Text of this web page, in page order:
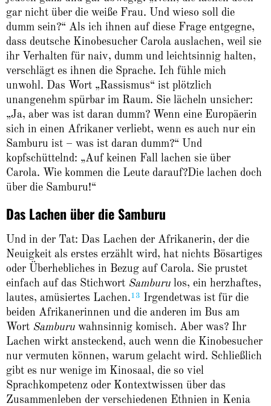
gar nicht über die weiße Frau. Und wieso soll die
dumm sein?“ Als ich ihnen auf diese Frage entgegne,
dass deutsche Kinobesucher Carola auslachen, weil sie
ihr Verhalten für naiv, dumm und leichtsinnig halten,
verschlägt es ihnen die Sprache. Ich fühle mich
unwohl. Das Wort „Rassismus“ ist plötzlich
unangenehm spürbar im Raum. Sie lächeln unsicher:
„Ja, aber was ist daran dumm? Wenn eine Europäerin
sich in einen Afrikaner verliebt, wenn es auch nur ein
Samburu ist – was ist daran dumm?“ Und
kopfschüttelnd: „Auf keinen Fall lachen sie über
Carola. Wie kommen die Leute darauf?Die lachen doch
über die Samburu!“
Das Lachen über die Samburu
Und in der Tat: Das Lachen der Afrikanerin, der die
Neuigkeit als erstes erzählt wird, hat nichts Bösartiges
oder Überhebliches in Bezug auf Carola. Sie prustet
einfach auf das Stichwort Samburu los, ein herzhaftes,
lautes, amüsiertes Lachen.13
Irgendetwas ist für die
beiden Afrikanerinnen und die anderen im Bus am
Wort Samburu wahnsinnig komisch. Aber was? Ihr
Lachen wirkt ansteckend, auch wenn die Kinobesucher
nur vermuten können, warum gelacht wird. Schließlich
gibt es nur wenige im Kinosaal, die so viel
Sprachkompetenz oder Kontextwissen über das
Zusammenleben der verschiedenen Ethnien in Kenia